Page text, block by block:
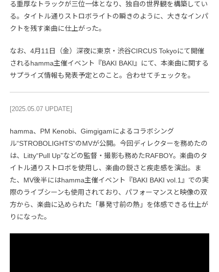
る重厚なトラックが三位一体となり、独自の世界観を構築してい
る。タイトル通りストロボライトの瞬きのように、大きなインパ
クトを残す楽曲に仕上がった。
なお、4月11日（金）深夜に東京・渋谷CIRCUS Tokyoにて開催
されるhamma主催イベント『BAKI BAKI』にて、本楽曲に関する
サプライズ情報も発表予定とのこと。合わせてチェックを。
[2025.05.07 UPDATE]
hamma、PM Kenobi、Gimgigamによるコラボシング
ル“STROBOLIGHTS”のMVが公開。今回ディレクターを務めたの
は、Litty“Pull Up”などの監督・撮影も務めたRAFBOY。楽曲のタ
イトル通りストロボを使用し、楽曲の鋭さと疾走感を演出。ま
た、MV後半にはhamma主催イベント『BAKI BAKI vol.1』での実
際のライブシーンも使用されており、パフォーマンスと映像の双
方から、楽曲に込められた「暴発寸前の熱」を体感できる仕上が
りになった。